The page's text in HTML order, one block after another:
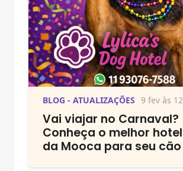
BLOG - ATUALIZAÇÕES 9 fev às
Vai viajar no Carnaval?
Conheça o melhor
da Mooca para seu cão